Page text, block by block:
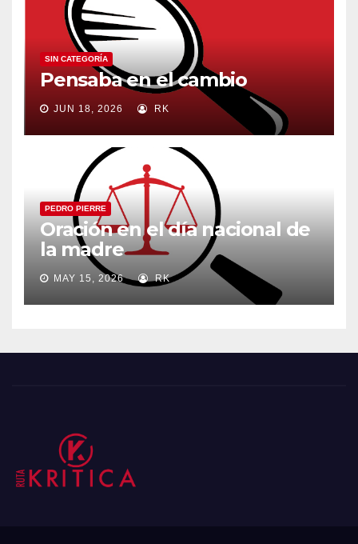
SIN CATEGORÍA
Pensaba en el cambio
JUN 18, 2026 RK
PEDRO PIERRE
Oración en el día nacional de
la madre
MAY 15, 2026 RK